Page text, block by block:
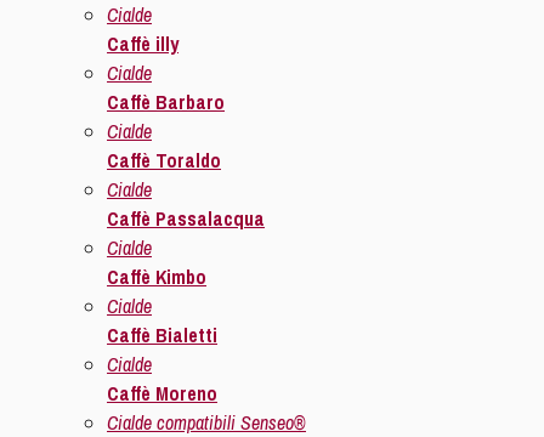
Cialde
Caffè illy
Cialde
Caffè Barbaro
Cialde
Caffè Toraldo
Cialde
Caffè Passalacqua
Cialde
Caffè Kimbo
Cialde
Caffè Bialetti
Cialde
Caffè Moreno
Cialde compatibili Senseo®